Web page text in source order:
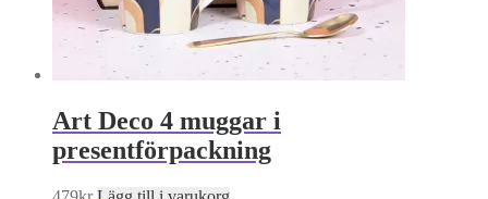
Art Deco 4 muggar i
presentförpackning